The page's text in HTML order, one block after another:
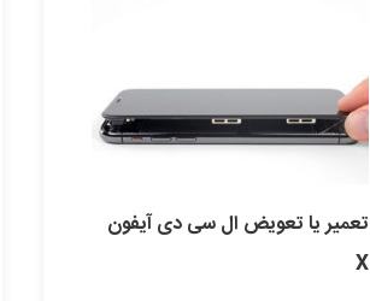
تعمیر یا تعویض ال سی دی آیفون
X